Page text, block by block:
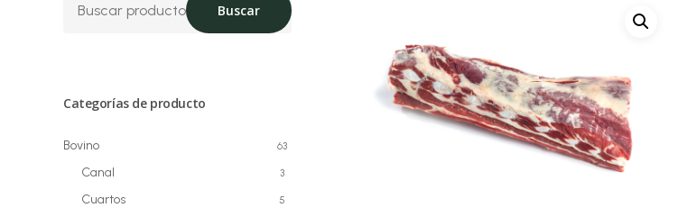
por:
Buscar
Categorías de producto
Bovino 63
Canal 3
Cuartos 5